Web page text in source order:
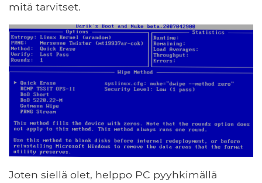
mitä tarvitset.
Joten siellä olet, helppo PC pyyhkimällä